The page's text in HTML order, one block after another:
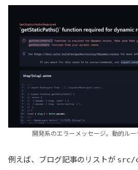
開発系のエラーメッセージ。動的ル
例えば、ブログ記事のリストが src/